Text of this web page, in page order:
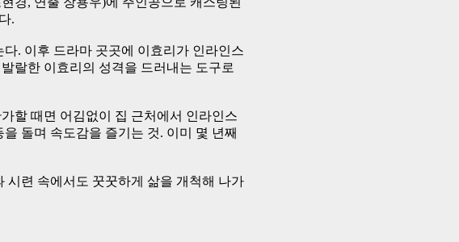
.
. 이후 드라마 곳곳에 이효리가 인라인스
랄한 이효리의 성격을 드러내는 도구로
할 때면 어김없이 집 근처에서 인라인스
돌며 속도감을 즐기는 것. 이미 몇 년째
시련 속에서도 꿋꿋하게 삶을 개척해 나가